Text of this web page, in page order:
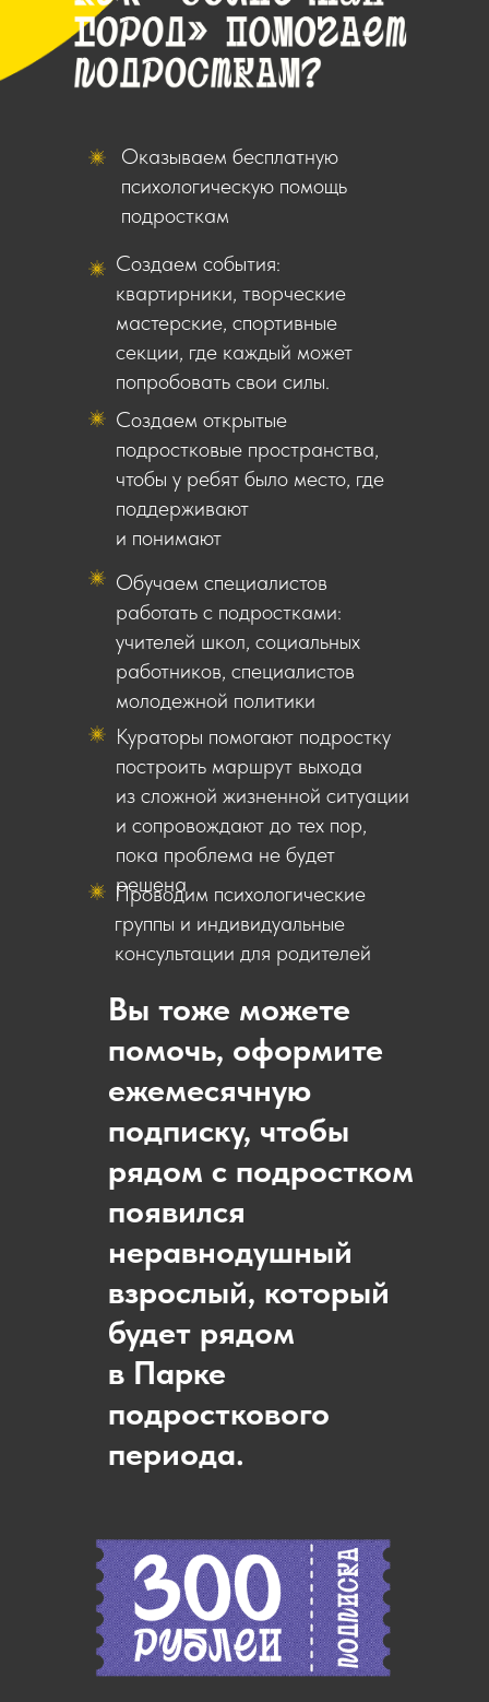
Оказываем бесплатную
психологическую помощь
подросткам
Проводим психологические
группы и индивидуальные
консультации для родителей
Кураторы помогают подростку
построить маршрут выхода
из сложной жизненной ситуации
и сопровождают до тех пор,
пока проблема не будет
решена
Создаем открытые
подростковые пространства,
чтобы у ребят было место, где
поддерживают
и понимают
Обучаем специалистов
работать с подростками:
учителей школ, социальных
работников, специалистов
молодежной политики
Создаем события:
квартирники, творческие
мастерские, спортивные
секции, где каждый может
попробовать свои силы.
Вы тоже можете
помочь, оформите
ежемесячную
подписку, чтобы
рядом с подростком
появился
неравнодушный
взрослый, который
будет рядом
в Парке
подросткового
периода.